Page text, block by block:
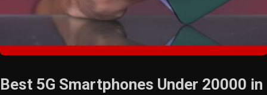
Best 5G Smartphones Under 20000 in